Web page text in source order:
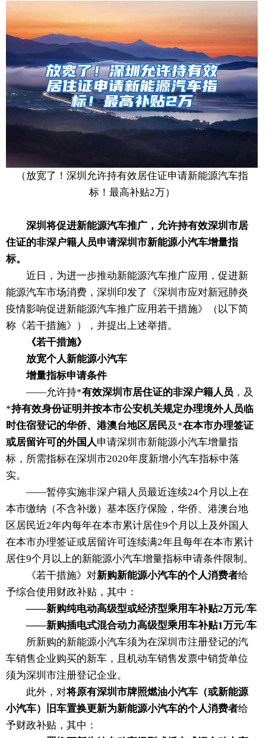
（放宽了！深圳允许持有效居住证申请新能源汽车指
标！最高补贴2万）
深圳将促进新能源汽车推广，允许持有效深圳市居
住证的非深户籍人员申请深圳市新能源小汽车增量指
标。
近日，为进一步推动新能源汽车推广应用，促进新
能源汽车市场消费，深圳印发了《深圳市应对新冠肺炎
疫情影响促进新能源汽车推广应用若干措施》（以下简
称《若干措施》），并提出上述举措。
《若干措施》
放宽个人新能源小汽车
增量指标申请条件
——允许持*有效深圳市居住证的非深户籍人员 ，及
*持有效身份证明并按本市公安机关规定办理境外人员临
时住宿登记的华侨、港澳台地区居民及*在本市办理签证
或居留许可的外国人申请深圳市新能源小汽车增量指
标，所需指标在深圳市2020年度新增小汽车指标中落
实。
——暂停实施非深户籍人员最近连续24个月以上在
本市缴纳（不含补缴）基本医疗保险，华侨、港澳台地
区居民近2年内每年在本市累计居住9个月以上及外国人
在本市办理签证或居留许可连续满2年且每年在本市累计
居住9个月以上的新能源小汽车增量指标申请条件限制。
《若干措施》对新购新能源小汽车的个人消费者给
予综合使用财政补贴，其中：
——新购纯电动高级型或经济型乘用车补贴2万元/车
——新购插电式混合动力高级型乘用车补贴1万元/车
所新购的新能源小汽车须为在深圳市注册登记的汽
车销售企业购买的新车，且机动车销售发票中销货单位
须为深圳市注册登记企业。
此外，对将原有深圳市牌照燃油小汽车（或新能源
小汽车）旧车置换更新为新能源小汽车的个人消费者给
予财政补贴，其中：